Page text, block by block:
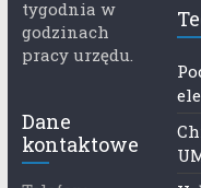
tygodnia w
godzinach
pracy urzędu.
Dane
kontaktowe